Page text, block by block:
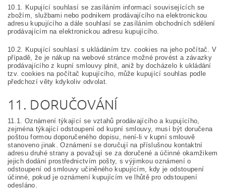
10.1. Kupující souhlasí se zasíláním informací souvisejících se
zbožím, službami nebo podnikem prodávajícího na elektronickou
adresu kupujícího a dále souhlasí se zasíláním obchodních sdělení
prodávajícím na elektronickou adresu kupujícího.
10.2. Kupující souhlasí s ukládáním tzv. cookies na jeho počítač. V
případě, že je nákup na webové stránce možné provést a závazky
prodávajícího z kupní smlouvy plnit, aniž by docházelo k ukládání
tzv. cookies na počítač kupujícího, může kupující souhlas podle
předchozí věty kdykoliv odvolat.
11. DORUČOVÁNÍ
11.1. Oznámení týkající se vztahů prodávajícího a kupujícího,
zejména týkající odstoupení od kupní smlouvy, musí být doručena
poštou formou doporučeného dopisu, není-li v kupní smlouvě
stanoveno jinak. Oznámení se doručují na příslušnou kontaktní
adresu druhé strany a považují se za doručené a účinné okamžikem
jejich dodání prostřednictvím pošty, s výjimkou oznámení o
odstoupení od smlouvy učiněného kupujícím, kdy je odstoupení
účinné, pokud je oznámení kupujícím ve lhůtě pro odstoupení
odesláno.